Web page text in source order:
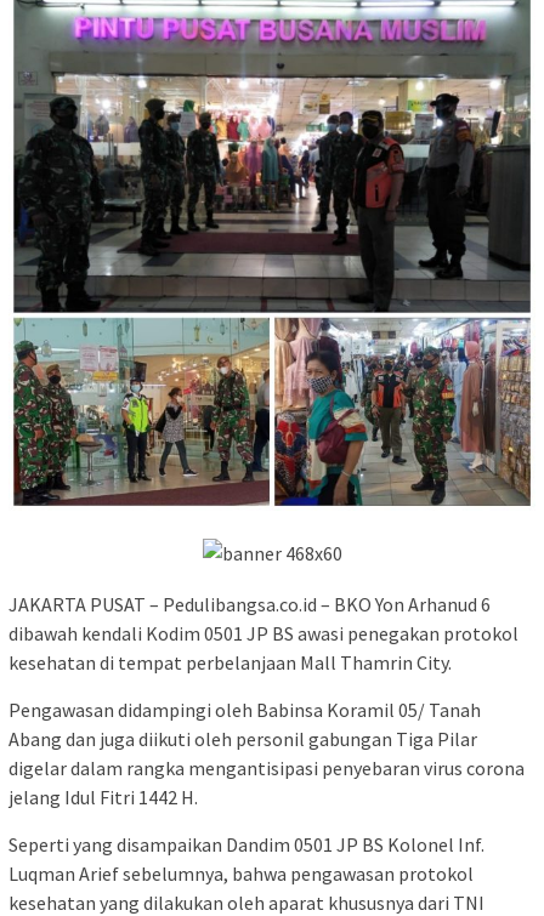
JAKARTA PUSAT – Pedulibangsa.co.id – BKO Yon Arhanud 6
dibawah kendali Kodim 0501 JP BS awasi penegakan protokol
kesehatan di tempat perbelanjaan Mall Thamrin City.
Pengawasan didampingi oleh Babinsa Koramil 05/ Tanah
Abang dan juga diikuti oleh personil gabungan Tiga Pilar
digelar dalam rangka mengantisipasi penyebaran virus corona
jelang Idul Fitri 1442 H.
Seperti yang disampaikan Dandim 0501 JP BS Kolonel Inf.
Luqman Arief sebelumnya, bahwa pengawasan protokol
kesehatan yang dilakukan oleh aparat khususnya dari TNI